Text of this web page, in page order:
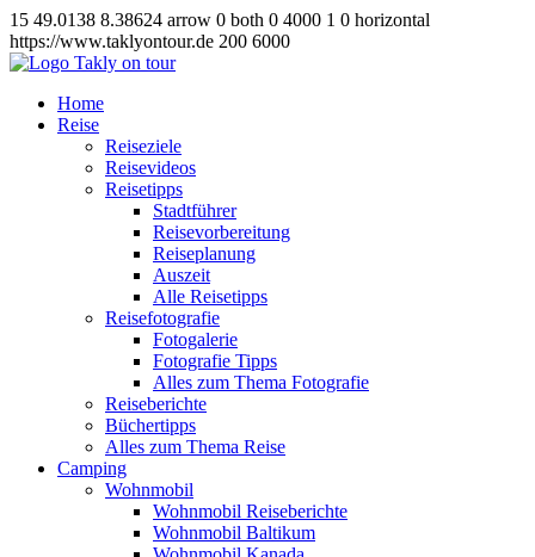
15 49.0138 8.38624 arrow 0 both 0 4000 1 0 horizontal
https://www.taklyontour.de 200 6000
Home
Reise
Reiseziele
Reisevideos
Reisetipps
Stadtführer
Reisevorbereitung
Reiseplanung
Auszeit
Alle Reisetipps
Reisefotografie
Fotogalerie
Fotografie Tipps
Alles zum Thema Fotografie
Reiseberichte
Büchertipps
Alles zum Thema Reise
Camping
Wohnmobil
Wohnmobil Reiseberichte
Wohnmobil Baltikum